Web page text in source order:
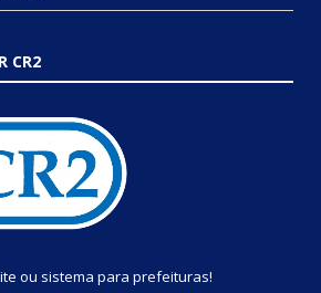
CR2
ou sistema para prefeituras!